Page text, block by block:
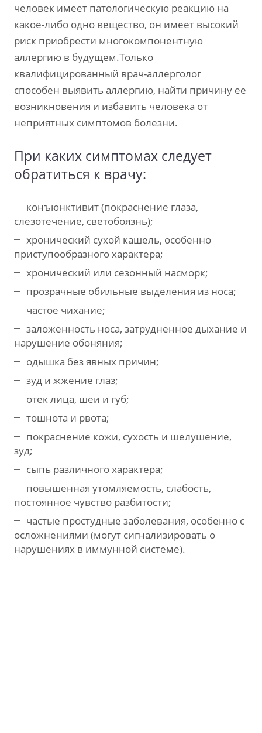
человек имеет патологическую реакцию на
какое-либо одно вещество, он имеет высокий
риск приобрести многокомпонентную
аллергию в будущем.Только
квалифицированный врач-аллерголог
способен выявить аллергию, найти причину ее
возникновения и избавить человека от
неприятных симптомов болезни.
При каких симптомах следует
обратиться к врачу:
конъюнктивит (покраснение глаза,
слезотечение, светобоязнь);
хронический сухой кашель, особенно
приступообразного характера;
хронический или сезонный насморк;
прозрачные обильные выделения из носа;
частое чихание;
заложенность носа, затрудненное дыхание и
нарушение обоняния;
одышка без явных причин;
зуд и жжение глаз;
отек лица, шеи и губ;
тошнота и рвота;
покраснение кожи, сухость и шелушение,
зуд;
сыпь различного характера;
повышенная утомляемость, слабость,
постоянное чувство разбитости;
частые простудные заболевания, особенно с
осложнениями (могут сигнализировать о
нарушениях в иммунной системе).